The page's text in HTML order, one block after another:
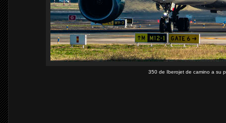
350 de Iberojet de camino a su